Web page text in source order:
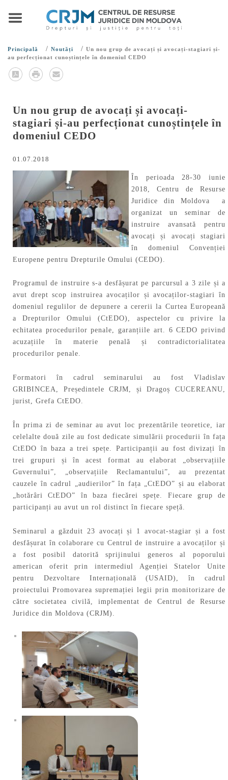
Principală / Noutăți / Un nou grup de avocați și avocați-stagiari și-
au perfecționat cunoștințele în domeniul CEDO
Un nou grup de avocați și avocați-
stagiari și-au perfecționat cunoștințele în
domeniul CEDO
01.07.2018
În perioada 28-30 iunie
2018, Centru de Resurse
Juridice din Moldova a
organizat un seminar de
instruire avansată pentru
avocați și avocați stagiari
în domeniul Convenției
Europene pentru Drepturile Omului (CEDO).
Programul de instruire s-a desfășurat pe parcursul a 3 zile și a
avut drept scop instruirea avocaților și avocaților-stagiari în
domeniul regulilor de depunere a cererii la Curtea Europeană
a Drepturilor Omului (CtEDO), aspectelor cu privire la
echitatea procedurilor penale, garanțiile art. 6 CEDO privind
acuzațiile în materie penală și contradictorialitatea
procedurilor penale.
Formatori în cadrul seminarului au fost Vladislav
GRIBINCEA, Președintele CRJM, și Dragoș CUCEREANU,
jurist, Grefa CtEDO.
În prima zi de seminar au avut loc prezentările teoretice, iar
celelalte două zile au fost dedicate simulării procedurii în fața
CtEDO în baza a trei spețe. Participanții au fost divizați în
trei grupuri și în acest format au elaborat „observațiile
Guvernului”, „observațiile Reclamantului”, au prezentat
cauzele în cadrul „audierilor” în fața „CtEDO” și au elaborat
„hotărâri CtEDO” în baza fiecărei spețe. Fiecare grup de
participanți au avut un rol distinct în fiecare speță.
Seminarul a găzduit 23 avocați și 1 avocat-stagiar și a fost
desfășurat în colaborare cu Centrul de instruire a avocaților și
a fost posibil datorită sprijinului generos al poporului
american oferit prin intermediul Agenției Statelor Unite
pentru Dezvoltare Internațională (USAID), în cadrul
proiectului Promovarea supremației legii prin monitorizare de
către societatea civilă, implementat de Centrul de Resurse
Juridice din Moldova (CRJM).